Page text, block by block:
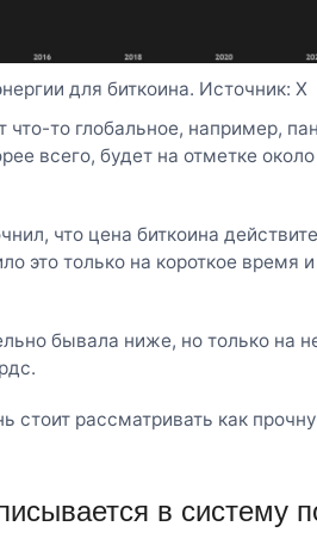
для биткоина. Источник: X
что-то глобальное, например,
всего, будет на отметке
что цена биткоина
это только на короткое время
бывала ниже, но только на
стоит рассматривать как
в систему